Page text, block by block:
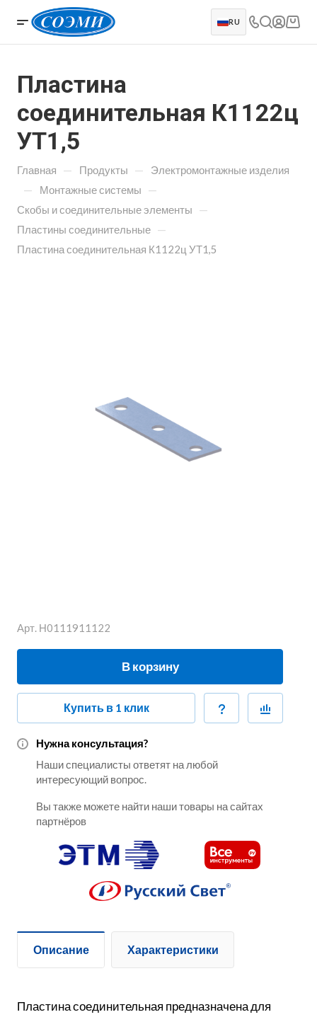
RU
Пластина
соединительная К1122ц
УТ1,5
Главная — Продукты — Электромонтажные изделия
— Монтажные системы —
Скобы и соединительные элементы —
Пластины соединительные —
Пластина соединительная К1122ц УТ1,5
Арт. Н0111911122
В корзину
Купить в 1 клик
Нужна консультация?
Наши специалисты ответят на любой
интересующий вопрос.
Вы также можете найти наши товары на сайтах
партнёров
Описание Характеристики
Пластина соединительная предназначена для